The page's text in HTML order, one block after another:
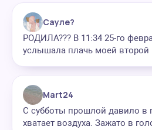
Сауле?
РОДИЛА??? В 11:34 25-го
услышала плачь моей
Mart24
С субботы прошлой давило в
хватает воздуха. Зажато в